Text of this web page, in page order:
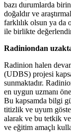
bazı durumlarda
doğaldır ve
farklılık olsun ya
ile birlikte
Radiniondan
Radinion halen
(UDBS) projesi
sunmaktadır.
en uygun uzmanı
Bu kapsamda bilgi
titizlik ve uyum
alarak ve bu tetkik
ve eğitim amaçlı